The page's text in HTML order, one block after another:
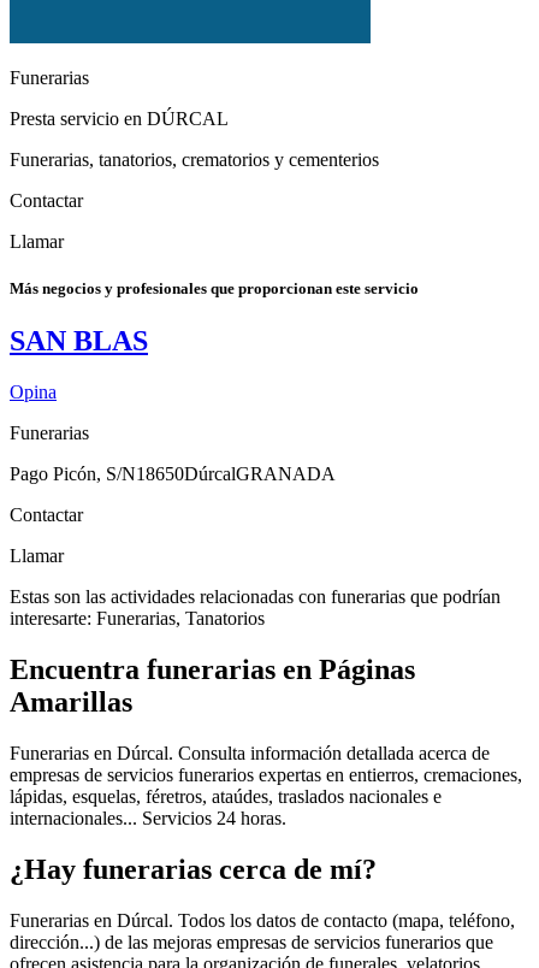
Funerarias
Presta servicio en DÚRCAL
Funerarias, tanatorios, crematorios y cementerios
Contactar
Llamar
Más negocios y profesionales que proporcionan este servicio
SAN BLAS
Opina
Funerarias
Pago Picón, S/N18650DúrcalGRANADA
Contactar
Llamar
Estas son las actividades relacionadas con funerarias que podrían
interesarte: Funerarias, Tanatorios
Encuentra funerarias en Páginas
Amarillas
Funerarias en Dúrcal. Consulta información detallada acerca de
empresas de servicios funerarios expertas en entierros, cremaciones,
lápidas, esquelas, féretros, ataúdes, traslados nacionales e
internacionales... Servicios 24 horas.
¿Hay funerarias cerca de mí?
Funerarias en Dúrcal. Todos los datos de contacto (mapa, teléfono,
dirección...) de las mejoras empresas de servicios funerarios que
ofrecen asistencia para la organización de funerales, velatorios,